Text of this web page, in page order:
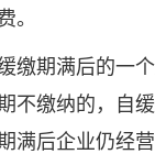
。
缴期满后的一
不缴纳的，自
满后企业仍经